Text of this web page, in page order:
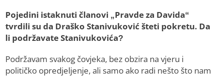
Pojedini istaknuti članovi „Pravde za Davida“
tvrdili su da Draško Stanivuković šteti pokretu. Da
li podržavate Stanivukovića?
Podržavam svakog čovjeka, bez obzira na vjeru i
političko opredjeljenje, ali samo ako radi nešto što nam